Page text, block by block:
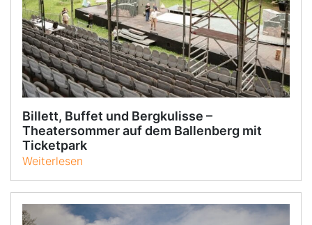
Billett, Buffet und Bergkulisse –
Theatersommer auf dem Ballenberg mit
Ticketpark
Weiterlesen